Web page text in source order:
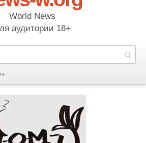
World News
аудитории 18+